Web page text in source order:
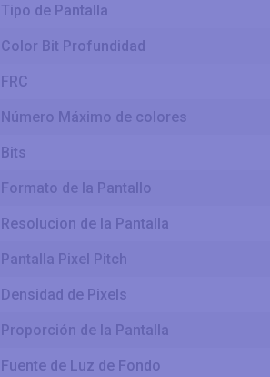
Tipo de Pantalla
Color Bit Profundidad
FRC
Número Máximo de colores
Bits
Formato de la Pantallo
Resolucion de la Pantalla
Pantalla Pixel Pitch
Densidad de Pixels
Proporción de la Pantalla
Fuente de Luz de Fondo